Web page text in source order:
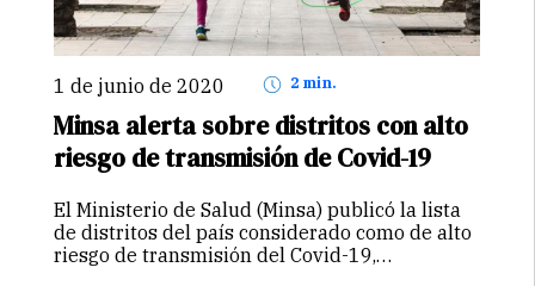
1 de junio de 2020 2 min.
Minsa alerta sobre distritos con alto
riesgo de transmisión de Covid-19
El Ministerio de Salud (Minsa) publicó la lista
de distritos del país considerado como de alto
riesgo de transmisión del Covid-19,